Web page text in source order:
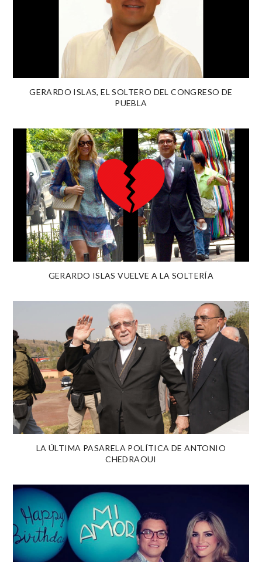
GERARDO ISLAS, EL SOLTERO DEL CONGRESO DE
PUEBLA
GERARDO ISLAS VUELVE A LA SOLTERÍA
LA ÚLTIMA PASARELA POLÍTICA DE ANTONIO
CHEDRAOUI